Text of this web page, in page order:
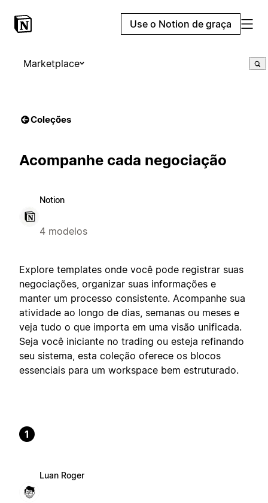
Use o Notion de graça
Marketplace
Coleções
Acompanhe cada negociação
Notion
4 modelos
Explore templates onde você pode registrar suas
negociações, organizar suas informações e
manter um processo consistente. Acompanhe sua
atividade ao longo de dias, semanas ou meses e
veja tudo o que importa em uma visão unificada.
Seja você iniciante no trading ou esteja refinando
seu sistema, esta coleção oferece os blocos
essenciais para um workspace bem estruturado.
1
Luan Roger